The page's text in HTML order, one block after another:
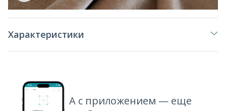
Характеристики
А с приложением — еще